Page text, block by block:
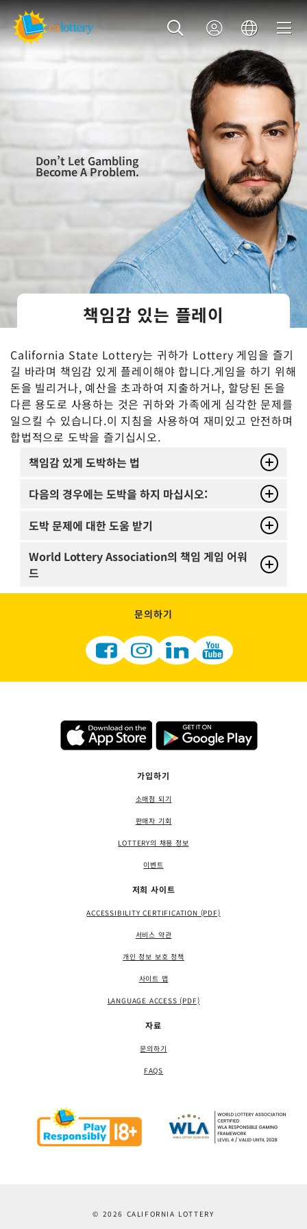
Don’t Let Gambling
Become A Problem.
책임감 있는 플레이
California State Lottery는 귀하가 Lottery 게임을 즐기
길 바라며 책임감 있게 플레이해야 합니다.게임을 하기 위해
돈을 빌리거나, 예산을 초과하여 지출하거나, 할당된 돈을
다른 용도로 사용하는 것은 귀하와 가족에게 심각한 문제를
일으킬 수 있습니다.이 지침을 사용하여 재미있고 안전하며
합법적으로 도박을 즐기십시오.
책임감 있게 도박하는 법
다음의 경우에는 도박을 하지 마십시오:
도박 문제에 대한 도움 받기
World Lottery Association의 책임 게임 어워
드
문의하기
가입하기
소매점 되기
판매자 기회
LOTTERY의 채용 정보
이벤트
저희 사이트
ACCESSIBILITY CERTIFICATION (PDF)
서비스 약관
개인 정보 보호 정책
사이트 맵
LANGUAGE ACCESS (PDF)
자료
문의하기
FAQS
© 2026 CALIFORNIA LOTTERY